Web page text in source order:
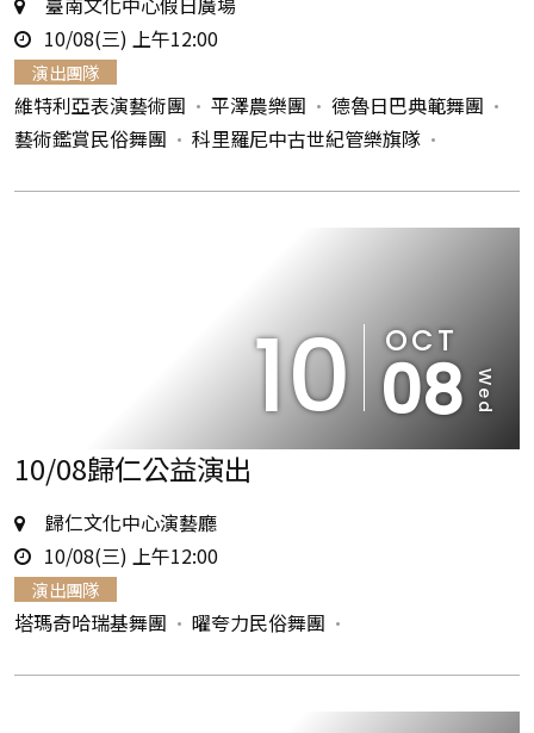
點
時
間
10/08(三) 上午12:00
演出團隊
維特利亞表演藝術團 平澤農樂團
德魯日巴典範舞團
藝術鑑賞民俗舞團
科里羅尼中古世紀管樂旗隊
10 OCT
08 Wed
10/08歸仁公益演出
地
點
歸仁文化中心演藝廳
時
間
10/08(三) 上午12:00
演出團隊
塔瑪奇哈瑞基舞團 曜夸力民俗舞團